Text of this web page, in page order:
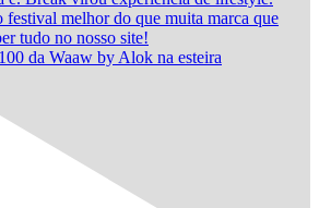
da Waaw by Alok na esteira